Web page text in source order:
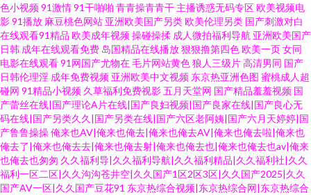
色小视频91激情91干啪啪 青青操青青干 主播诱惑无码专区欧美视频电
影91播放 麻豆桃色网站 亚洲欧美国产另类欧美伦理另类 国产刺激对白
在线观看91精品 欧美成年视频操碰操揉 成人微拍福利导航 亚洲欧美国产
日韩 成年在线观看免费 岛国精品在线播放狠狠撸第四色欧美一页女同
电影在线观看91网国产尤物在毛片网站黄色狼人三级片高清男同 国产
日韩伦理淫 成年免费视频 亚洲欧美中文视频 东京热亚洲色图 蜜桃成人超
碰网 91精品小视频 久草福利免费视影五月天堂网 国产精品羞羞视频 国
产蕾丝在线|国产理论A片在线|国产良妇视频|国产良家在线|国产良心无
码在线|国产另类久久|国产另类在线|国产六区老阿姨|国产六月天婷婷|国
产鲁鲁操操俺来也AV|俺来也俺去|俺来也俺去AV|俺来也俺去啦|俺来也
俺去了|俺来也俺去去|俺来也俺去射|俺来也俺去也|俺来也俺去也av|俺来
也俺去也匆匆 久久福利导|久久福利导航|久久福利精品|久久福利社|久久
福利一区二区|久久沟沟苍井空|久久国产1区2区3区|久久国产2025|久久
国产AV一区|久久国产豆花91 东京热综合视频|东京热综合网|东京热综合